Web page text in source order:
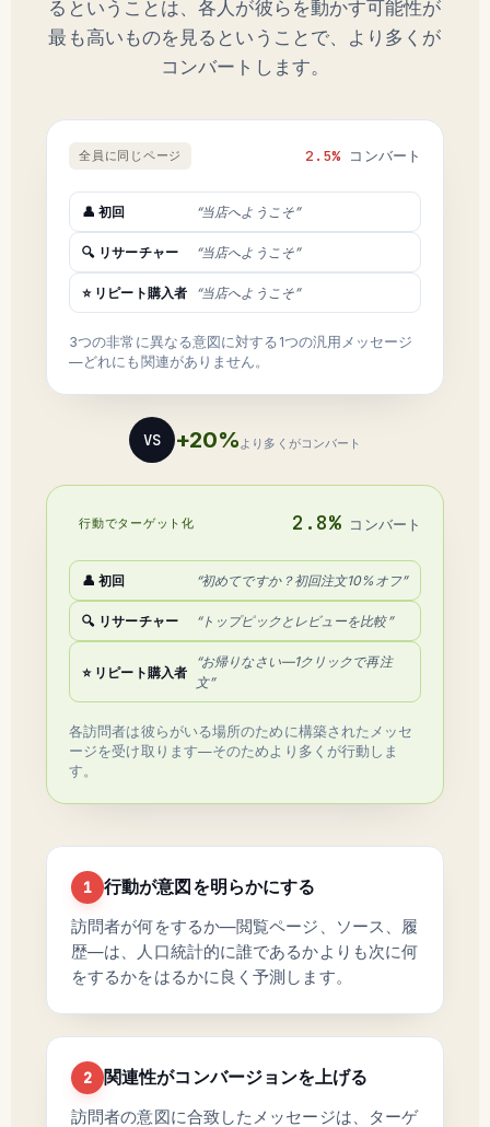
るということは、各人が彼らを動かす可能性が
最も高いものを見るということで、より多くが
コンバートします。
全員に同じページ 2.5% コンバート
👤 初回 “当店へようこそ”
🔍 リサーチャー “当店へようこそ”
⭐ リピート購入者 “当店へようこそ”
3つの非常に異なる意図に対する1つの汎用メッセージ
—どれにも関連がありません。
VS +20% より多くがコンバート
行動でターゲット化 2.8%コンバート
👤 初回 “初めてですか？初回注文10%オフ”
🔍 リサーチャー “トップピックとレビューを比較”
⭐ リピート購入者
“お帰りなさい—1クリックで再注
文”
各訪問者は彼らがいる場所のために構築されたメッセ
ージを受け取ります—そのためより多くが行動しま
す。
1 行動が意図を明らかにする
訪問者が何をするか—閲覧ページ、ソース、履
歴—は、人口統計的に誰であるかよりも次に何
をするかをはるかに良く予測します。
2 関連性がコンバージョンを上げる
訪問者の意図に合致したメッセージは、ターゲ